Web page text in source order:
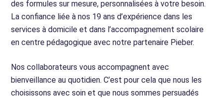
des formules sur mesure, personnalisées à votre besoin.
La confiance liée à nos 19 ans d’expérience dans les
services à domicile et dans l’accompagnement scolaire
en centre pédagogique avec notre partenaire Pieber.
Nos collaborateurs vous accompagnent avec
bienveillance au quotidien. C’est pour cela que nous les
choisissons avec soin et que nous sommes persuadés